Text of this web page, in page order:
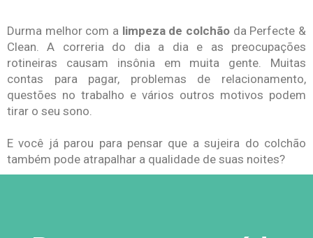
Durma melhor com a limpeza de colchão da Perfecte &
Clean. A correria do dia a dia e as preocupações
rotineiras causam insônia em muita gente. Muitas
contas para pagar, problemas de relacionamento,
questões no trabalho e vários outros motivos podem
tirar o seu sono.
E você já parou para pensar que a sujeira do colchão
também pode atrapalhar a qualidade de suas noites?